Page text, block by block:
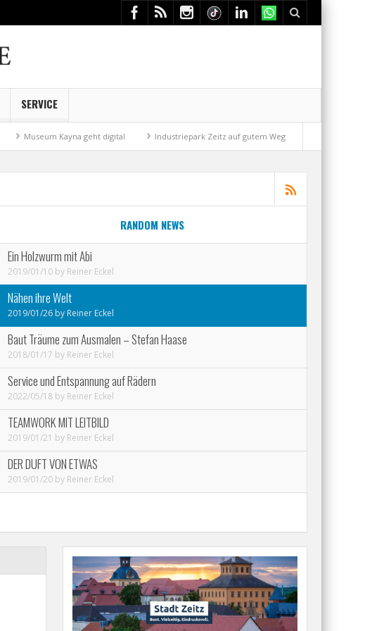
SERVICE
Museum Kayna geht digital Industriepark Zeitz auf gutem Weg
RANDOM NEWS
Ein Holzwurm mit Abi
2019/01/10 by Reiner Eckel
Nähen ihre Welt
2019/01/26 by Reiner Eckel
Baut Träume zum Ausmalen – Stefan Haase
2018/01/17 by Reiner Eckel
Service und Entspannung auf Rädern
2022/05/18 by Reiner Eckel
TEAMWORK MIT LEITBILD
2019/01/21 by Reiner Eckel
DER DUFT VON ETWAS
2019/01/20 by Reiner Eckel